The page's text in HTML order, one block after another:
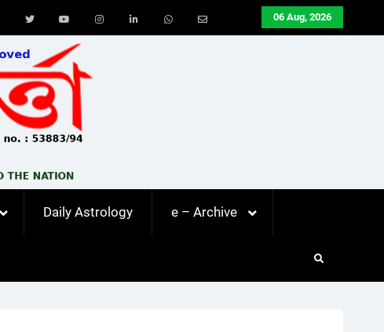
06 Aug, 2026
Youtube
Daily Astrology e – Archive